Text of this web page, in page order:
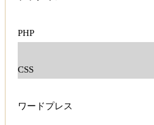
PHP
CSS
ワードプレス